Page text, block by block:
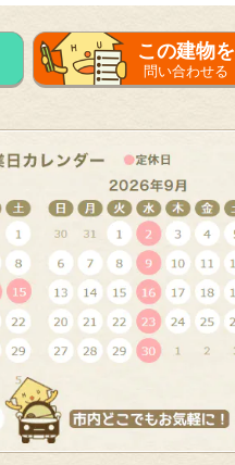
この建物を
問い合わせる